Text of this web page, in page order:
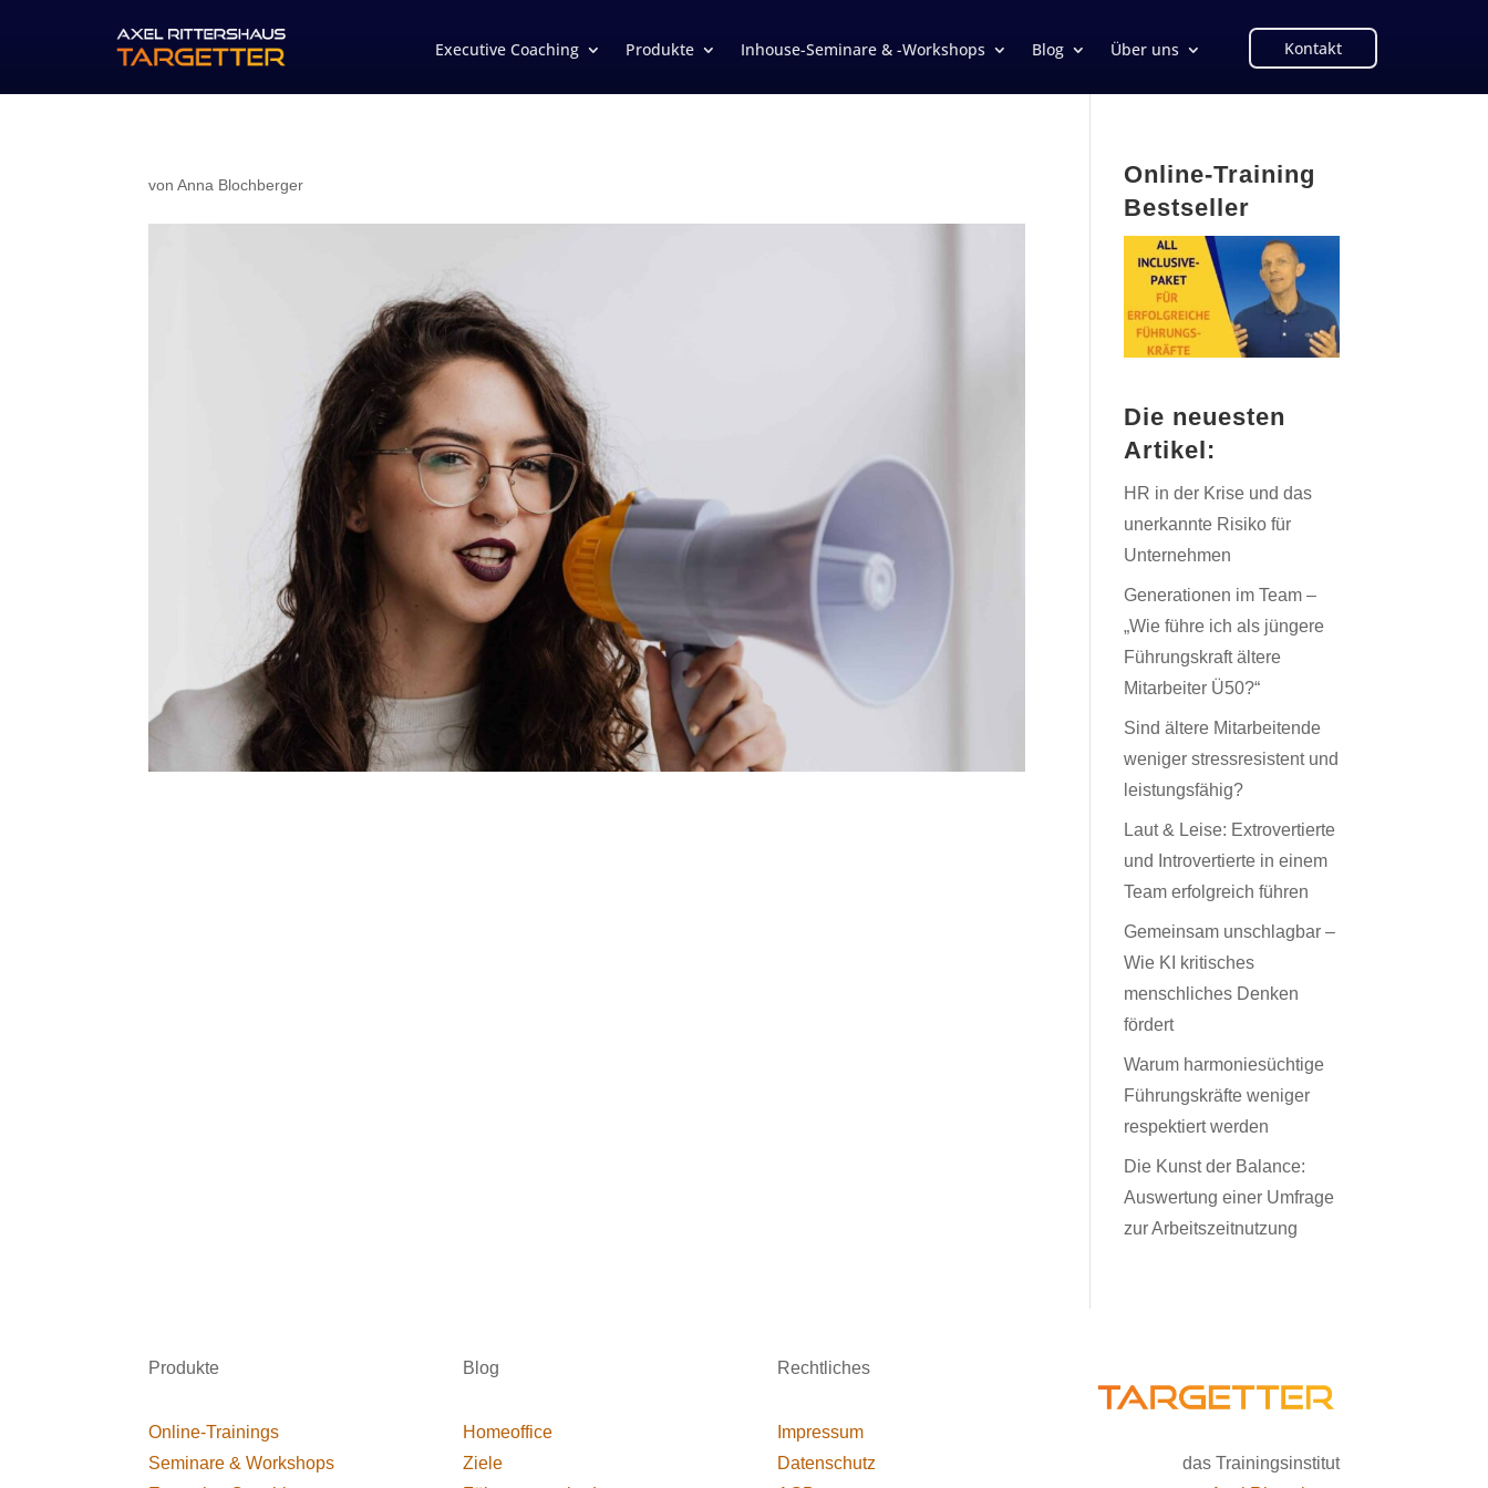
Executive Coaching Produkte Inhouse-Seminare & -Workshops Blog Über uns Kontakt
vonAnna Blochberger
Online-Training
Bestseller
Die neuesten
Artikel:
HR in der Krise und das
unerkannte Risiko für
Unternehmen
Generationen im Team –
„Wie führe ich als jüngere
Führungskraft ältere
Mitarbeiter Ü50?“
Sind ältere Mitarbeitende
weniger stressresistent und
leistungsfähig?
Laut & Leise: Extrovertierte
und Introvertierte in einem
Team erfolgreich führen
Gemeinsam unschlagbar –
Wie KI kritisches
menschliches Denken
fördert
Warum harmoniesüchtige
Führungskräfte weniger
respektiert werden
Die Kunst der Balance:
Auswertung einer Umfrage
zur Arbeitszeitnutzung
Produkte
Online-Trainings
Seminare & Workshops
Blog
Homeoffice
Ziele
Rechtliches
Impressum
Datenschutz
das Trainingsinstitut